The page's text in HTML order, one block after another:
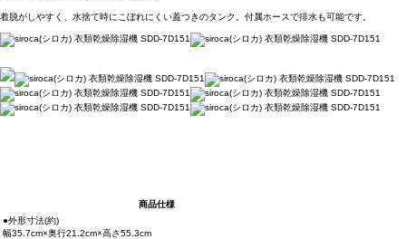
着脱がしやすく、水捨て時にこぼれにくい蓋つきのタンク。付属ホースで排水も可能です。
商品仕様
●外形寸法(約)
幅35.7cm×奥行21.2cm×高さ55.3cm